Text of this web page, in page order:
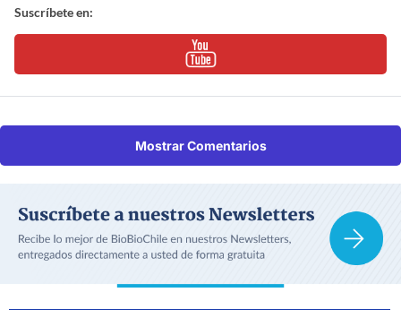
Suscríbete en:
Mostrar Comentarios